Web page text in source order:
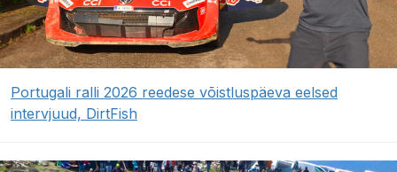
Portugali ralli 2026 reedese võistluspäeva eelsed
intervjuud, DirtFish